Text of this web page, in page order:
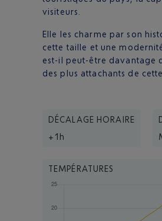
visiteurs.
Elle les charme par son
cette taille et une
est-il peut-être davantage
des plus attachants de
DÉCALAGE HORAIRE
+1h
TEMPÉRATURES